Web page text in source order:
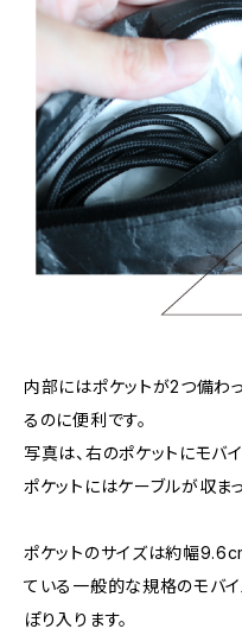
内部にはポケットが2つ備わ
るのに便利です。
写真は、右のポケットにモバ
ポケットにはケーブルが収まっ
ポケットのサイズは約幅
ている一般的な規格のモバイ
ぽり入ります。